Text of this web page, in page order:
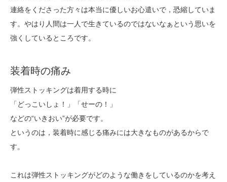
連絡をくださった方々は本当に優しいお心遣いで，恐縮していま
す。やはり人間は一人で生きているのではないなぁという思いを
強くしているところです。
装着時の痛み
弾性ストッキングは着用する時に
「どっこいしょ！」「せーの！」
などの“いきおい”が必要です。
というのは，装着時に感じる痛みには大きなものがあるからで
す。
これは弾性ストッキングがどのような働きをしているのかを考え